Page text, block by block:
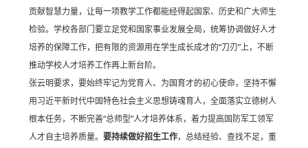
贡献智慧力量，让每一项教学工作都能经得起国家、历史和广大师生
检验。学校各部门要立足党和国家事业发展全局，统筹协调做好人才
培养的保障工作，把有限的资源用在学生成长成才的“刀刃”上，不断
推动学校人才培养工作再上新台阶。
张云明要求，要始终牢记为党育人、为国育才的初心使命，坚持不懈
用习近平新时代中国特色社会主义思想铸魂育人，全面落实立德树人
根本任务，不断完善“总师型”人才培养体系，着力提高国防军工领军
人才自主培养质量。 要持续做好招生工作，总结经验、查找不足，重